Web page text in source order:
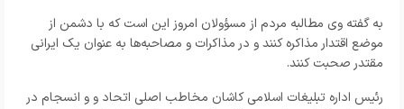
به گفته وی مطالبه مردم از مسؤولان امروز این است که با دشمن از
موضع اقتدار مذاکره کنند و در مذاکرات و مصاحبه‌ها به عنوان یک ایرانی
مقتدر صحبت کنند.
رئیس اداره تبلیغات اسلامی کاشان مخاطب اصلی اتحاد و و انسجام در